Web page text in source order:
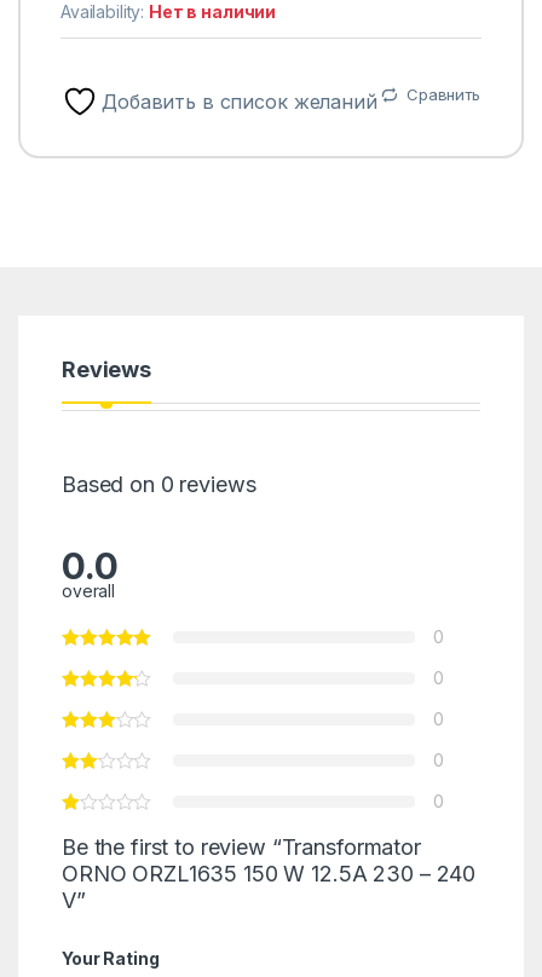
Availability: Нет в наличии
Добавить в список желаний Сравнить
Reviews
Based on 0 reviews
0.0
overall
0
0
0
0
0
Be the first to review “Transformator
ORNO ORZL1635 150 W 12.5A 230 – 240
V”
Your Rating